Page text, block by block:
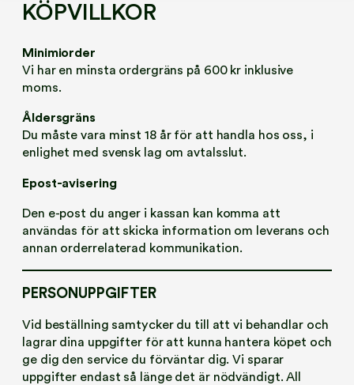
KÖPVILLKOR
Minimiorder
Vi har en minsta ordergräns på 600 kr inklusive
moms.
Åldersgräns
Du måste vara minst 18 år för att handla hos oss, i
enlighet med svensk lag om avtalsslut.
Epost-avisering
Den e-post du anger i kassan kan komma att
användas för att skicka information om leverans och
annan orderrelaterad kommunikation.
PERSONUPPGIFTER
Vid beställning samtycker du till att vi behandlar och
lagrar dina uppgifter för att kunna hantera köpet och
ge dig den service du förväntar dig. Vi sparar
uppgifter endast så länge det är nödvändigt. All